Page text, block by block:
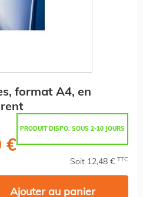
en
PRODUIT DISPO. SOUS 2-10 JOURS
€
Soit 12,48 € TTC
Ajouter au panier